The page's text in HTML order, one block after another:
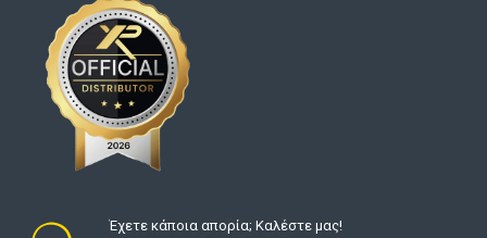
Έχετε κάποια απορία; Καλέστε μας!